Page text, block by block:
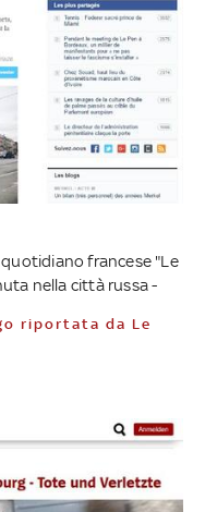
francese "Le
nella città russa -